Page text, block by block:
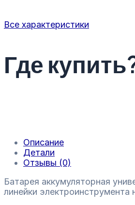
Все характеристики
Где
Описание
Детали
Отзывы (0)
Батарея аккумуляторная
линейки